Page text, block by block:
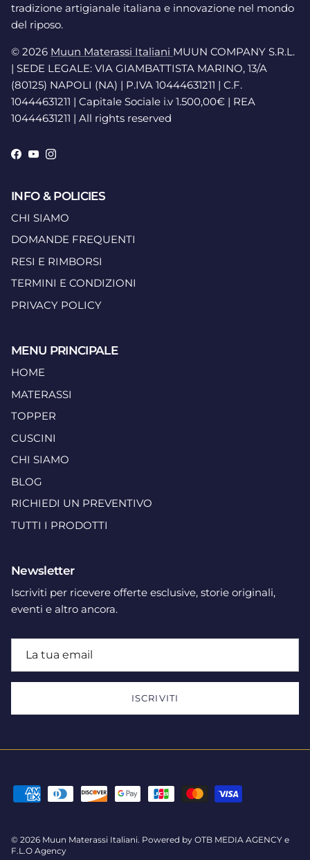
tradizione artigianale italiana e innovazione nel mondo
del riposo.
© 2026 Muun Materassi Italiani MUUN COMPANY S.R.L.
| SEDE LEGALE: VIA GIAMBATTISTA MARINO, 13/A
(80125) NAPOLI (NA) | P.IVA 10444631211 | C.F.
10444631211 | Capitale Sociale i.v 1.500,00€ | REA
10444631211 | All rights reserved
Facebook
YouTube
Instagram
INFO & POLICIES
CHI SIAMO
DOMANDE FREQUENTI
RESI E RIMBORSI
TERMINI E CONDIZIONI
PRIVACY POLICY
MENU PRINCIPALE
HOME
MATERASSI
TOPPER
CUSCINI
CHI SIAMO
BLOG
RICHIEDI UN PREVENTIVO
TUTTI I PRODOTTI
Newsletter
Iscriviti per ricevere offerte esclusive, storie originali,
eventi e altro ancora.
ISCRIVITI
© 2026 Muun Materassi Italiani. Powered by OTB MEDIA AGENCY e
F.L.O Agency